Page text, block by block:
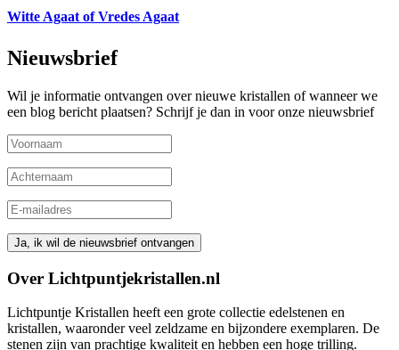
Witte Agaat of Vredes Agaat
Nieuwsbrief
Wil je informatie ontvangen over nieuwe kristallen of wanneer we
een blog bericht plaatsen? Schrijf je dan in voor onze nieuwsbrief
Over Lichtpuntjekristallen.nl
Lichtpuntje Kristallen heeft een grote collectie edelstenen en
kristallen, waaronder veel zeldzame en bijzondere exemplaren. De
stenen zijn van prachtige kwaliteit en hebben een hoge trilling.